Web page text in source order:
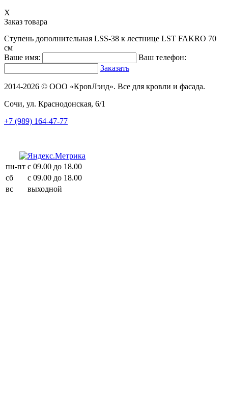
X
Заказ товара
Ступень дополнительная LSS-38 к лестнице LST FAKRO 70
см
Ваше имя:
Ваш телефон:
Заказать
2014-2026 © ООО «КровЛэнд». Все для кровли и фасада.
Сочи, ул. Краснодонская, 6/1
+7 (989) 164-47-77
пн-пт с 09.00 до 18.00
сб
с 09.00 до 18.00
вс
выходной